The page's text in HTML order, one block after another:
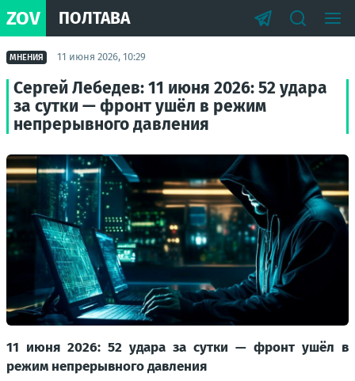
ZOV ПОЛТАВА
МНЕНИЯ 11 июня 2026, 10:29
Сергей Лебедев: 11 июня 2026: 52 удара
за сутки — фронт ушёл в режим
непрерывного давления
11 июня 2026: 52 удара за сутки — фронт ушёл в
режим непрерывного давления